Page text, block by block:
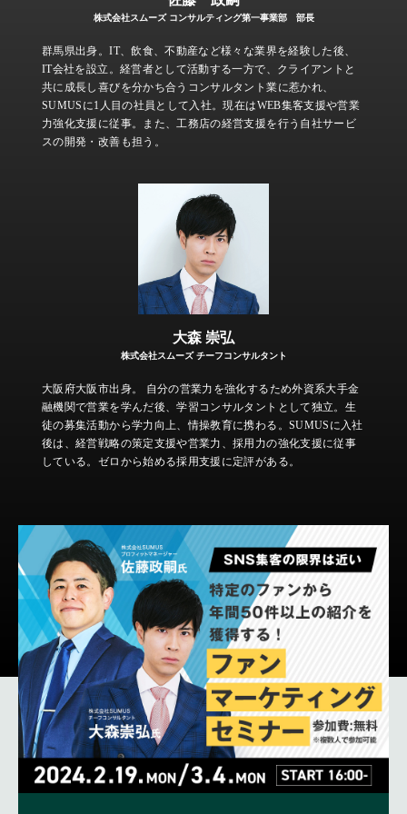
株式会社スムーズ コンサルティング第一事業部 部長
群馬県出身。IT、飲食、不動産など様々な業界を経験した後、
IT会社を設立。経営者として活動する一方で、クライアントと
共に成長し喜びを分かち合うコンサルタント業に惹かれ、
SUMUSに1人目の社員として入社。現在はWEB集客支援や営業
力強化支援に従事。また、工務店の経営支援を行う自社サービ
スの開発・改善も担う。
大森 崇弘
株式会社スムーズ チーフコンサルタント
大阪府大阪市出身。 自分の営業力を強化するため外資系大手金
融機関で営業を学んだ後、学習コンサルタントとして独立。生
徒の募集活動から学力向上、情操教育に携わる。SUMUSに入社
後は、経営戦略の策定支援や営業力、採用力の強化支援に従事
している。ゼロから始める採用支援に定評がある。